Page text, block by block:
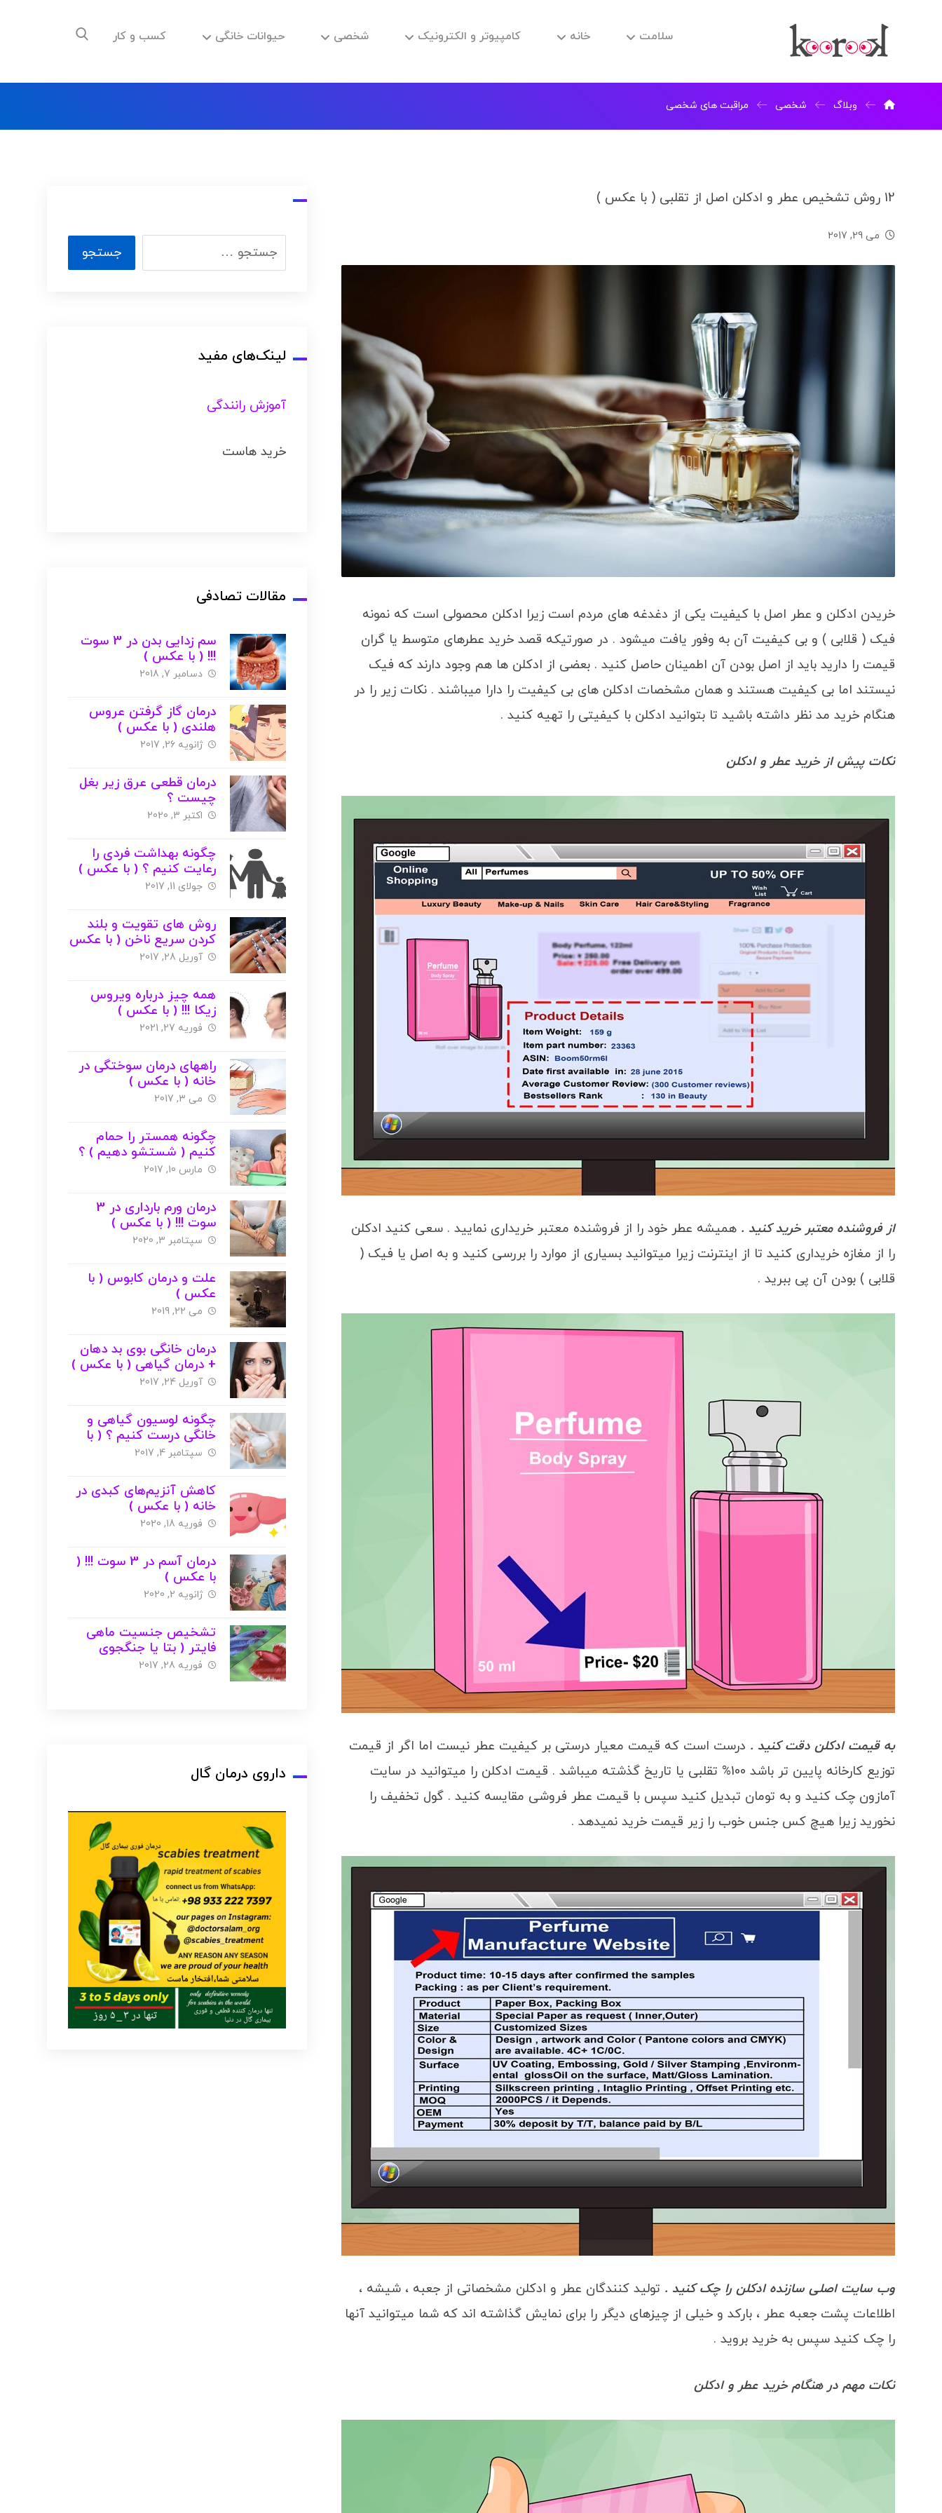
سلامت خانه کامپیوتر و الکترونیک شخصی حیوانات خانگی کسب و کار
وبلاگ شخصی مراقبت های شخصی
12 روش تشخیص عطر و ادکلن اصل از تقلبی ( با عکس )
می 29, 2017
خریدن ادکلن و عطر اصل با کیفیت یکی از دغدغه های مردم است زیرا ادکلن محصولی است که نمونه
فیک ( قلابی ) و بی کیفیت آن به وفور یافت میشود . در صورتیکه قصد خرید عطرهای متوسط یا گران
قیمت را دارید باید از اصل بودن آن اطمینان حاصل کنید . بعضی از ادکلن ها هم وجود دارند که فیک
نیستند اما بی کیفیت هستند و همان مشخصات ادکلن های بی کیفیت را دارا میباشند . نکات زیر را در
هنگام خرید مد نظر داشته باشید تا بتوانید ادکلن با کیفیتی را تهیه کنید .
نکات پیش از خرید عطر و ادکلن
از فروشنده معتبر خرید کنید . همیشه عطر خود را از فروشنده معتبر خریداری نمایید . سعی کنید ادکلن
را از مغازه خریداری کنید تا از اینترنت زیرا میتوانید بسیاری از موارد را بررسی کنید و به اصل یا فیک (
قلابی ) بودن آن پی ببرید .
به قیمت ادکلن دقت کنید . درست است که قیمت معیار درستی بر کیفیت عطر نیست اما اگر از قیمت
توزیع کارخانه پایین تر باشد 100% تقلبی یا تاریخ گذشته میباشد . قیمت ادکلن را میتوانید در سایت
آمازون چک کنید و به تومان تبدیل کنید سپس با قیمت عطر فروشی مقایسه کنید . گول تخفیف را
نخورید زیرا هیچ کس جنس خوب را زیر قیمت خرید نمیدهد .
وب سایت اصلی سازنده ادکلن را چک کنید . تولید کنندگان عطر و ادکلن مشخصاتی از جعبه ، شیشه ،
اطلاعات پشت جعبه عطر ، بارکد و خیلی از چیزهای دیگر را برای نمایش گذاشته اند که شما میتوانید آنها
را چک کنید سپس به خرید بروید .
نکات مهم در هنگام خرید عطر و ادکلن
لینک‌های مفید
آموزش رانندگی
خرید هاست
مقالات تصادفی
سم زدایی بدن در 3 سوت
!!! ( با عکس )
دسامبر 7, 2018
درمان گاز گرفتن عروس
هلندی ( با عکس )
ژانویه 26, 2017
درمان قطعی عرق زیر بغل
چیست ؟
اکتبر 3, 2020
چگونه بهداشت فردی را
رعایت کنیم ؟ ( با عکس )
جولای 11, 2017
روش های تقویت و بلند
کردن سریع ناخن ( با عکس
)
آوریل 28, 2017
همه چیز درباره ویروس
زیکا !!! ( با عکس )
فوریه 27, 2021
راههای درمان سوختگی در
خانه ( با عکس )
می 3, 2017
چگونه همستر را حمام
کنیم ( شستشو دهیم ) ؟
+ عکس
مارس 10, 2017
درمان ورم بارداری در 3
سوت !!! ( با عکس )
سپتامبر 3, 2020
علت و درمان کابوس ( با
عکس )
می 22, 2019
درمان خانگی بوی بد دهان
+ درمان گیاهی ( با عکس )
آوریل 24, 2017
چگونه لوسیون گیاهی و
خانگی درست کنیم ؟ ( با
عکس )
سپتامبر 4, 2017
کاهش آنزیم‌های کبدی در
خانه ( با عکس )
فوریه 18, 2020
درمان آسم در 3 سوت !!! (
با عکس )
ژانویه 2, 2020
تشخیص جنسیت ماهی
فایتر ( بتا یا جنگجوی
سیامی ) با عکس
فوریه 28, 2017
داروی درمان گال